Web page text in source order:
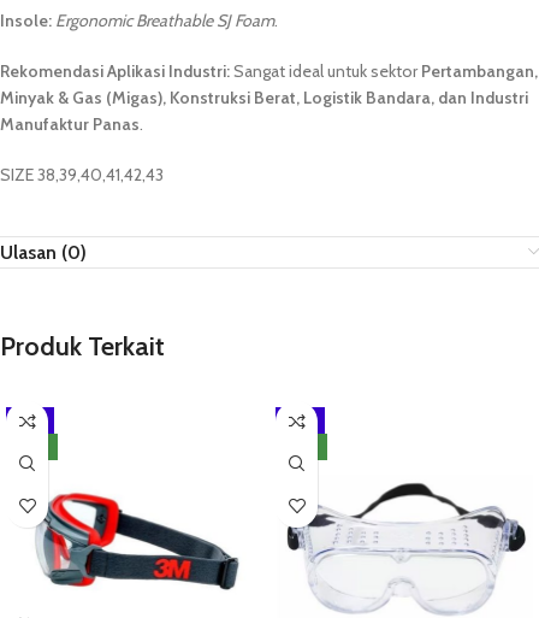
Insole: Ergonomic Breathable SJ Foam.
Rekomendasi Aplikasi Industri:Sangat ideal untuk sektorPertambangan,
Minyak & Gas (Migas), Konstruksi Berat, Logistik Bandara, dan Industri
Manufaktur Panas
SIZE 38,39,40,41,42,43
Ulasan (0)
Produk Terkait
-8%
-11%